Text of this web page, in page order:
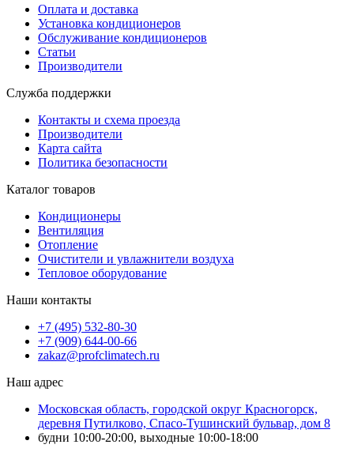
Оплата и доставка
Установка кондиционеров
Обслуживание кондиционеров
Статьи
Производители
Служба поддержки
Контакты и схема проезда
Производители
Карта сайта
Политика безопасности
Каталог товаров
Кондиционеры
Вентиляция
Отопление
Очистители и увлажнители воздуха
Тепловое оборудование
Наши контакты
+7 (495) 532-80-30
+7 (909) 644-00-66
zakaz@profclimatech.ru
Наш адрес
Московская область, городской округ Красногорск,
деревня Путилково, Спасо-Тушинский бульвар, дом 8
будни 10:00-20:00, выходные 10:00-18:00